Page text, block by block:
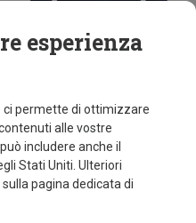
esperienza
ci permette di ottimizzare
alle vostre
includere anche il
Stati Uniti. Ulteriori
pagina dedicata di